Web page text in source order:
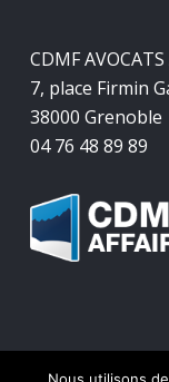
CDMF
7, place Firmin
38000 Grenoble
04 76 48 89 89